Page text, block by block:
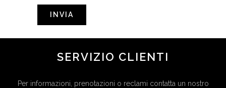
SERVIZIO CLIENTI
Per informazioni, prenotazioni o reclami contatta un nostro